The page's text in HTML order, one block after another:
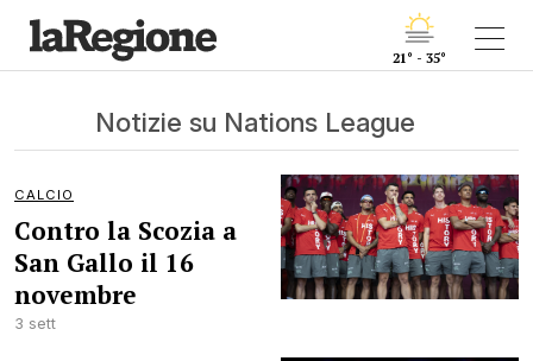
21° - 35°
Notizie su Nations League
CALCIO
Contro la Scozia a
San Gallo il 16
novembre
3 sett